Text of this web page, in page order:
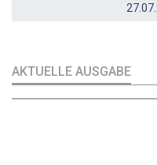
AKTUELLE AUSGABE